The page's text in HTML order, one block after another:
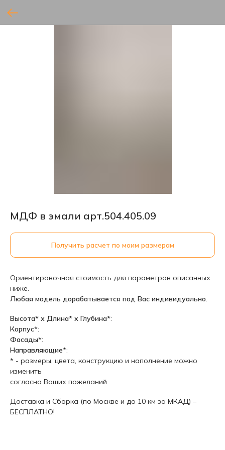
МДФ в эмали арт.504.405.09
Получить расчет по моим размерам
Ориентировочная стоимость для параметров описанных
ниже.
Любая модель дорабатывается под Вас индивидуально.
Высота* х Длина* х Глубина*:
Корпус*:
Фасады*:
Направляющие*:
* - размеры, цвета, конструкцию и наполнение можно
изменить
согласно Ваших пожеланий
Доставка и Сборка (по Москве и до 10 км за МКАД) –
БЕСПЛАТНО!